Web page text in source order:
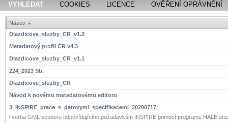
VYHLEDAT
COOKIES LICENCE OVĚŘENÍ OPRÁVNĚNÍ
Název
Dlazdicove_sluzby_CR_v1.2
Metadatový profil ČR v4.3
Dlazdicove_sluzby_CR_v1.1
224_2023 Sb.
Dlazdicove_sluzby_CR
Návod k novému metadatovému editoru
3_INSPIRE_prace_s_datovymi_specifikacemi_20200717
Tvorba GML souboru odpovídajícího požadavkům INSPIRE pomocí programu HALE